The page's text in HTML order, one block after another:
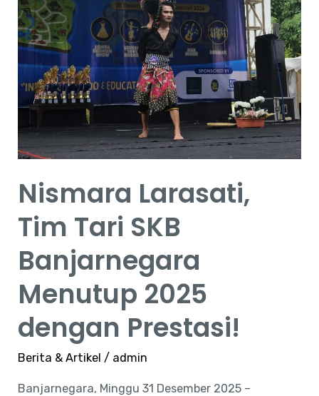
Nismara Larasati,
Tim Tari SKB
Banjarnegara
Menutup 2025
dengan Prestasi!
Berita & Artikel / admin
Banjarnegara, Minggu 31 Desember 2025 –
Prestasi!